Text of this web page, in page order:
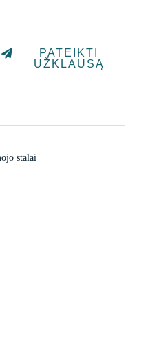
PATEIKTI
UŽKLAUSĄ
stalai